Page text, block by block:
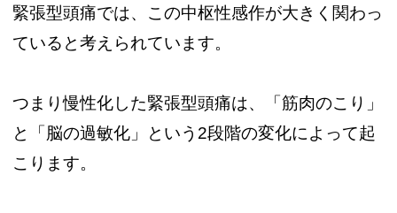
緊張型頭痛では、この中枢性感作が大きく関わっ
ていると考えられています。
つまり慢性化した緊張型頭痛は、「筋肉のこり」
と「脳の過敏化」という2段階の変化によって起
こります。